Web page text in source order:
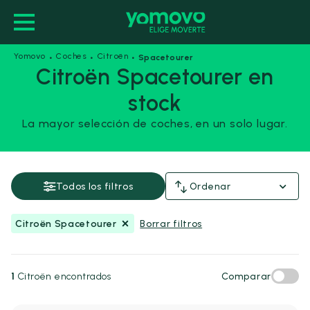
Yomovo · Coches · Citroën · Spacetourer
Citroën Spacetourer en
stock
La mayor selección de coches, en un solo lugar.
Citroën Spacetourer
Precio y financiación
Precio
Todos los filtros Ordenar
Citroën Spacetourer Borrar filtros
1 Citroën encontrados Comparar